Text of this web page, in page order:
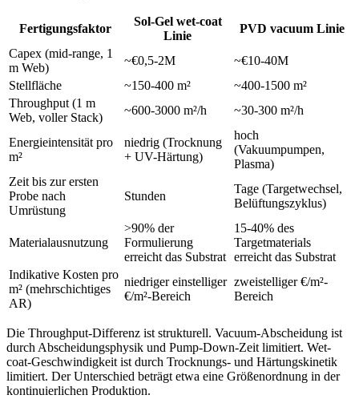
Fertigungsfaktor
Sol-Gel wet-coat
Linie
PVD vacuum Linie
Capex (mid-range, 1
m Web)
~€0,5-2M
~€10-40M
Stellfläche
~150-400 m²
~400-1500 m²
Throughput (1 m
Web, voller Stack)
~600-3000 m²/h ~30-300 m²/h
Energieintensität pro
m²
niedrig (Trocknung
+ UV-Härtung)
hoch
(Vakuumpumpen,
Plasma)
Zeit bis zur ersten
Probe nach
Umrüstung
Stunden
Tage (Targetwechsel,
Belüftungszyklus)
Materialausnutzung
>90% der
Formulierung
erreicht das Substrat
15-40% des
Targetmaterials
erreicht das Substrat
Indikative Kosten pro
m² (mehrschichtiges
AR)
niedriger einstelliger
€/m²-Bereich
zweistelliger €/m²-
Bereich
Die Throughput-Differenz ist strukturell. Vacuum-Abscheidung ist
durch Abscheidungsphysik und Pump-Down-Zeit limitiert. Wet-
coat-Geschwindigkeit ist durch Trocknungs- und Härtungskinetik
limitiert. Der Unterschied beträgt etwa eine Größenordnung in der
kontinuierlichen Produktion.